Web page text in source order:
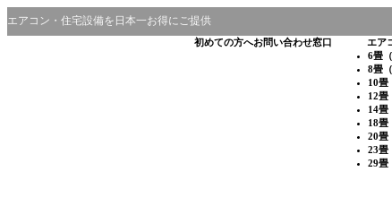
エアコン・住宅設備を日本一お得にご提供
初めての方へお問い合わせ窓口
エア
6畳
8畳
10畳
12畳
14畳
18畳
20畳
23畳
29畳